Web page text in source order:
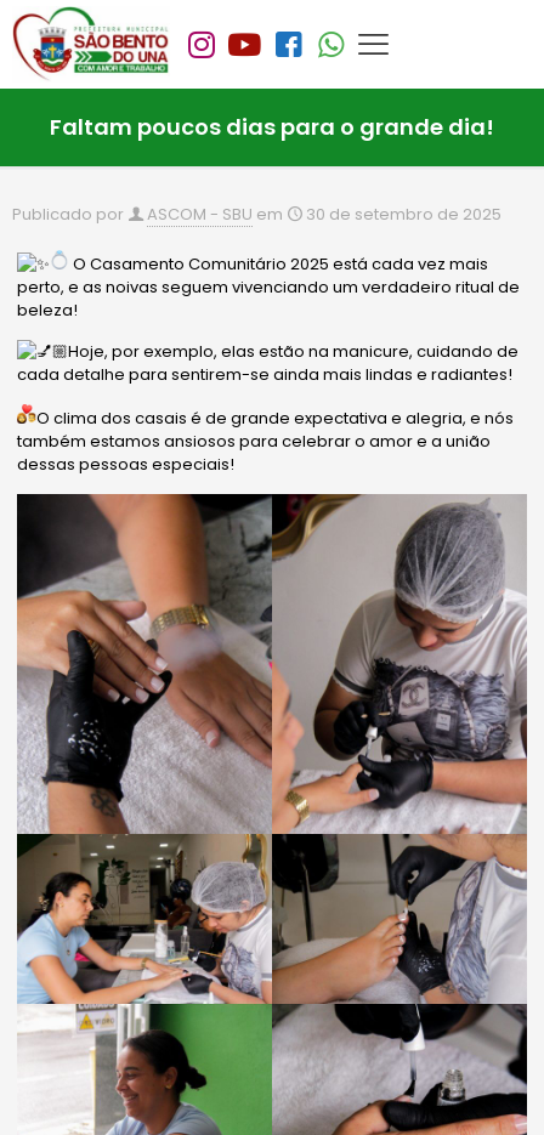
Faltam poucos dias para o grande dia!
Publicado por ASCOM - SBU em 30 de setembro de 2025
O Casamento Comunitário 2025 está cada vez mais
perto, e as noivas seguem vivenciando um verdadeiro ritual de
beleza!
Hoje, por exemplo, elas estão na manicure, cuidando de
cada detalhe para sentirem-se ainda mais lindas e radiantes!
O clima dos casais é de grande expectativa e alegria, e nós
também estamos ansiosos para celebrar o amor e a união
dessas pessoas especiais!